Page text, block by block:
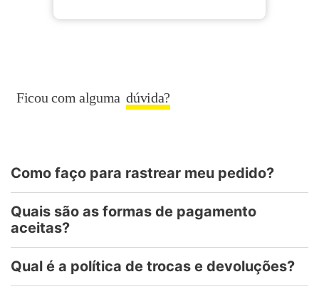
Ficou com alguma dúvida?
Como faço para rastrear meu pedido?
Quais são as formas de pagamento
aceitas?
Qual é a política de trocas e devoluções?